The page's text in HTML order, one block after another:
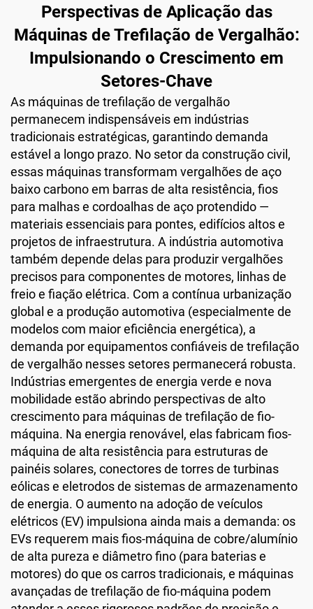
Perspectivas de Aplicação das
Máquinas de Trefilação de Vergalhão:
Impulsionando o Crescimento em
Setores-Chave
As máquinas de trefilação de vergalhão
permanecem indispensáveis em indústrias
tradicionais estratégicas, garantindo demanda
estável a longo prazo. No setor da construção civil,
essas máquinas transformam vergalhões de aço
baixo carbono em barras de alta resistência, fios
para malhas e cordoalhas de aço protendido —
materiais essenciais para pontes, edifícios altos e
projetos de infraestrutura. A indústria automotiva
também depende delas para produzir vergalhões
precisos para componentes de motores, linhas de
freio e fiação elétrica. Com a contínua urbanização
global e a produção automotiva (especialmente de
modelos com maior eficiência energética), a
demanda por equipamentos confiáveis de trefilação
de vergalhão nesses setores permanecerá robusta.
Indústrias emergentes de energia verde e nova
mobilidade estão abrindo perspectivas de alto
crescimento para máquinas de trefilação de fio-
máquina. Na energia renovável, elas fabricam fios-
máquina de alta resistência para estruturas de
painéis solares, conectores de torres de turbinas
eólicas e eletrodos de sistemas de armazenamento
de energia. O aumento na adoção de veículos
elétricos (EV) impulsiona ainda mais a demanda: os
EVs requerem mais fios-máquina de cobre/alumínio
de alta pureza e diâmetro fino (para baterias e
motores) do que os carros tradicionais, e máquinas
avançadas de trefilação de fio-máquina podem